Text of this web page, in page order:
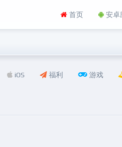
首页 安卓
iOS 福利 游戏